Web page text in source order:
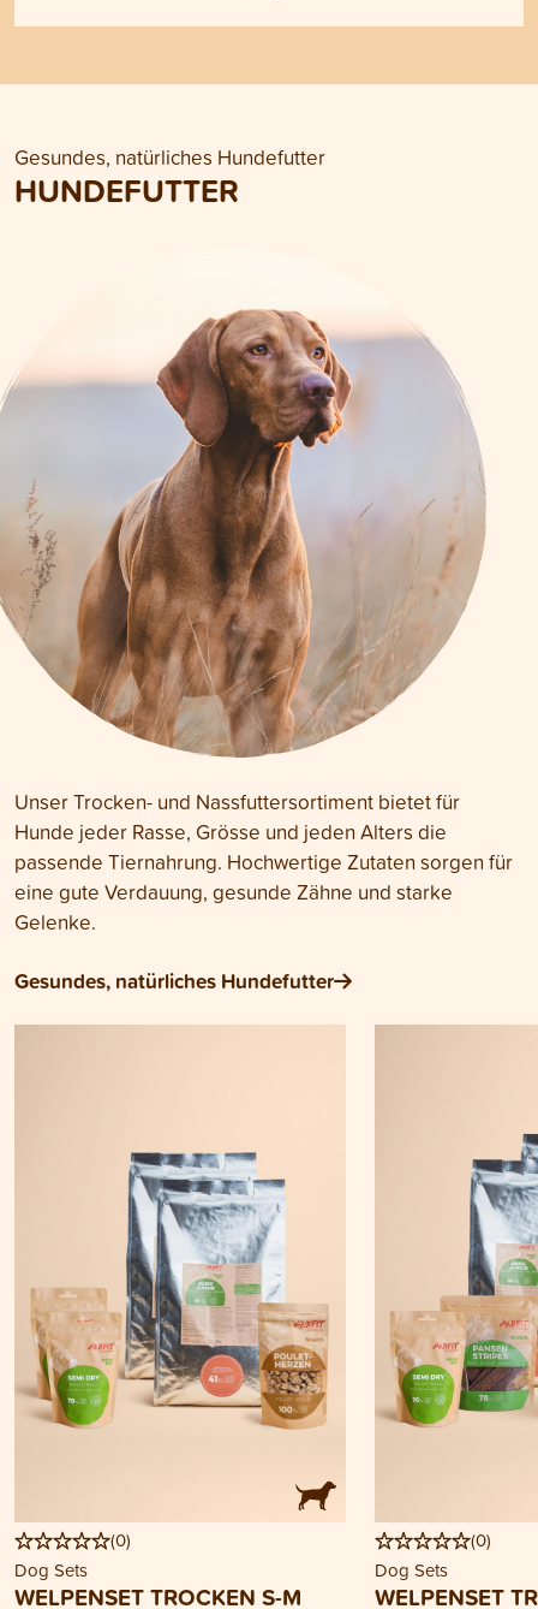
Gesundes, natürliches Hundefutter
HUNDEFUTTER
Unser Trocken- und Nassfuttersortiment bietet für
Hunde jeder Rasse, Grösse und jeden Alters die
passende Tiernahrung. Hochwertige Zutaten sorgen für
eine gute Verdauung, gesunde Zähne und starke
Gelenke.
Gesundes, natürliches Hundefutter
(0)
Dog Sets
WELPENSET TROCKEN S-M
(0)
Dog Sets
WELPENSET